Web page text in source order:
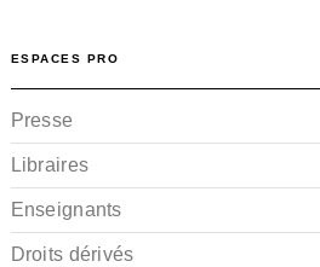
ESPACES PRO
Presse
Libraires
Enseignants
Droits dérivés